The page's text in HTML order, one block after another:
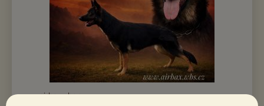
www.airbax.wbs.cz